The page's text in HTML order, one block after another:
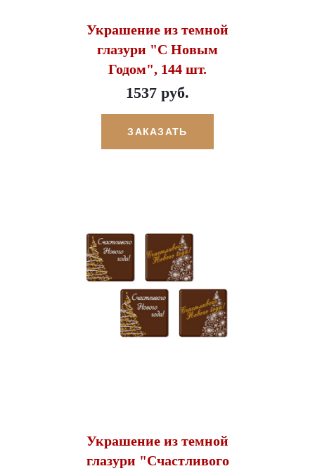
Украшение из темной
глазури "С Новым
Годом", 144 шт.
1537 руб.
ЗАКАЗАТЬ
Украшение из темной
глазури "Счастливого